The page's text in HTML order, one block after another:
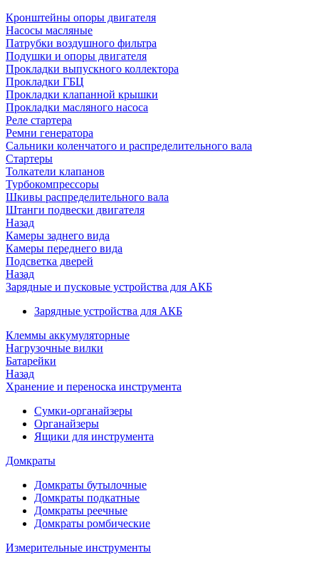
Кронштейны опоры двигателя
Насосы масляные
Патрубки воздушного фильтра
Подушки и опоры двигателя
Прокладки выпускного коллектора
Прокладки ГБЦ
Прокладки клапанной крышки
Прокладки масляного насоса
Реле стартера
Ремни генератора
Сальники коленчатого и распределительного вала
Стартеры
Толкатели клапанов
Турбокомпрессоры
Шкивы распределительного вала
Штанги подвески двигателя
Назад
Камеры заднего вида
Камеры переднего вида
Подсветка дверей
Назад
Зарядные и пусковые устройства для АКБ
Зарядные устройства для АКБ
Клеммы аккумуляторные
Нагрузочные вилки
Батарейки
Назад
Хранение и переноска инструмента
Сумки-органайзеры
Органайзеры
Ящики для инструмента
Домкраты
Домкраты бутылочные
Домкраты подкатные
Домкраты реечные
Домкраты ромбические
Измерительные инструменты